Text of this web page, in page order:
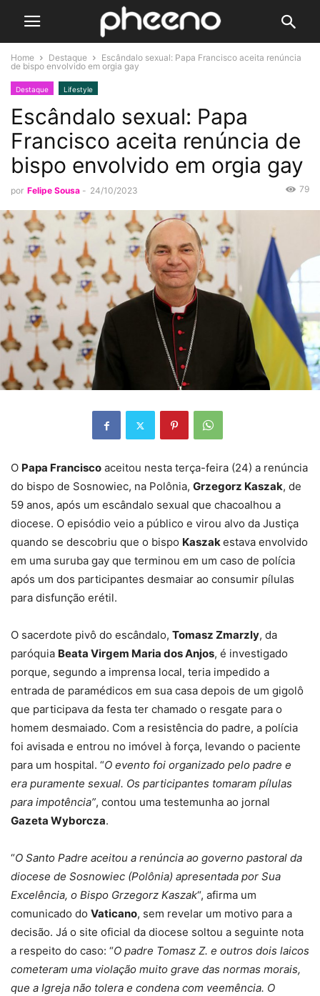
Home Destaque
Escândalo sexual: Papa Francisco aceita renúncia
de bispo envolvido em orgia gay
Destaque Lifestyle
Escândalo sexual: Papa
Francisco aceita renúncia de
bispo envolvido em orgia gay
por Felipe Sousa - 24/10/2023 79
O Papa Francisco aceitou nesta terça-feira (24) a renúncia
do bispo de Sosnowiec, na Polônia, Grzegorz Kaszak, de
59 anos, após um escândalo sexual que chacoalhou a
diocese. O episódio veio a público e virou alvo da Justiça
quando se descobriu que o bispo Kaszakestava envolvido
em uma suruba gay que terminou em um caso de polícia
após um dos participantes desmaiar ao consumir pílulas
para disfunção erétil​​.
O sacerdote pivô do escândalo, Tomasz Zmarzly, da
paróquia Beata Virgem Maria dos Anjos, é investigado
porque, segundo a imprensa local, teria impedido a
entrada de paramédicos em sua casa depois de um gigolô
que participava da festa ter chamado o resgate para o
homem desmaiado. Com a resistência do padre, a polícia
foi avisada e entrou no imóvel à força, levando o paciente
para um hospital. “O evento foi organizado pelo padre e
era puramente sexual. Os participantes tomaram pílulas
para impotência”, contou uma testemunha ao jornal
Gazeta Wyborcza.
“O Santo Padre aceitou a renúncia ao governo pastoral da
diocese de Sosnowiec (Polônia) apresentada por Sua
Excelência, o Bispo Grzegorz Kaszak“, afirma um
comunicado do Vaticano, sem revelar um motivo para a
decisão. Já o site oficial da diocese soltou a seguinte nota
a respeito do caso: “O padre Tomasz Z. e outros dois laicos
cometeram uma violação muito grave das normas morais,
que a Igreja não tolera e condena com veemência. O